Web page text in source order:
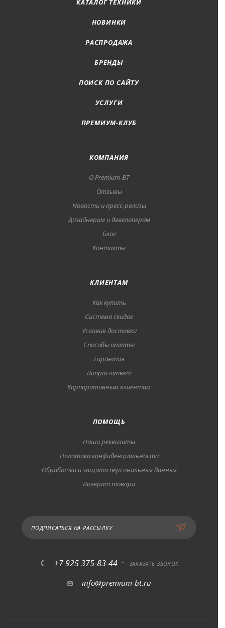
КАТАЛОГ ТЕХНИКИ
НОВИНКИ
РАСПРОДАЖА
БРЕНДЫ
ПОИСК ПО САЙТУ
УСЛУГИ
ПРЕМИУМ-КЛУБ
КОМПАНИЯ
О Premium-BT
Отзывы
Новости и пресс-релизы
Дизайнерам и девелоперам
Блог
Контакты
КЛИЕНТАМ
Как купить
Система скидок
Условия доставки
Способы оплаты
Гарантия
Вопрос-ответ
Корпоративным клиентам
ПОМОЩЬ
Наши реквизиты
Политика конфиденциальности
Обработка и защита персональных данных
Возврат товара
ПОДПИСАТЬСЯ НА РАССЫЛКУ
+7 925 375-83-44 ЗАКАЗАТЬ ЗВОНОК
info@premium-bt.ru